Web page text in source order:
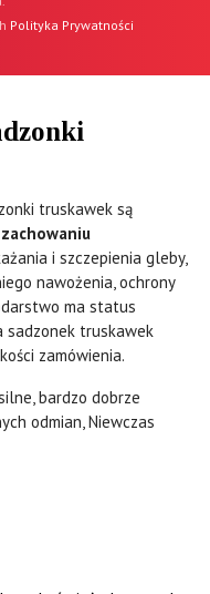
Polityka Prywatności
truskawek są
i szczepienia gleby,
nawożenia, ochrony
ma status
sadzonek truskawek
zamówienia.
bardzo dobrze
odmian, Niewczas